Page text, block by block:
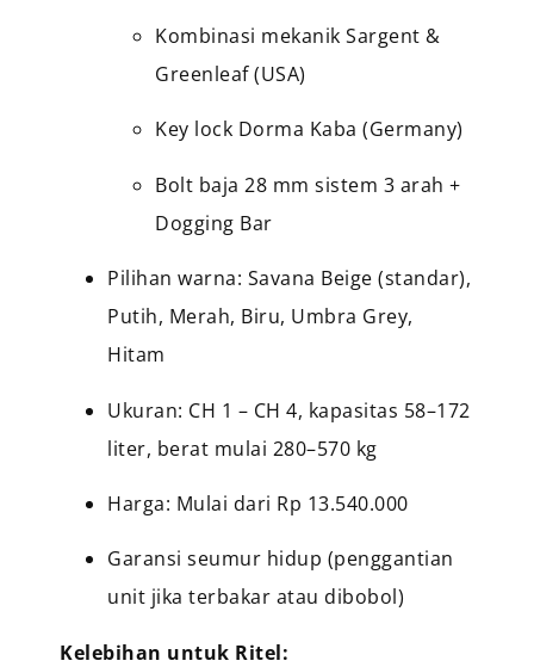
Kombinasi mekanik Sargent &
Greenleaf (USA)
Key lock Dorma Kaba (Germany)
Bolt baja 28 mm sistem 3 arah +
Dogging Bar
Pilihan warna: Savana Beige (standar),
Putih, Merah, Biru, Umbra Grey,
Hitam
Ukuran: CH 1 – CH 4, kapasitas 58–172
liter, berat mulai 280–570 kg
Harga: Mulai dari Rp 13.540.000
Garansi seumur hidup (penggantian
unit jika terbakar atau dibobol)
Kelebihan untuk Ritel: